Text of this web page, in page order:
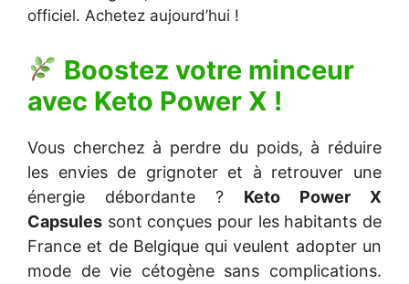
officiel. Achetez aujourd’hui !
Boostez votre minceur
avec Keto Power X !
Vous cherchez à perdre du poids, à réduire
les envies de grignoter et à retrouver une
énergie débordante ? Keto Power X
Capsules sont conçues pour les habitants de
France et de Belgique qui veulent adopter un
mode de vie cétogène sans complications.